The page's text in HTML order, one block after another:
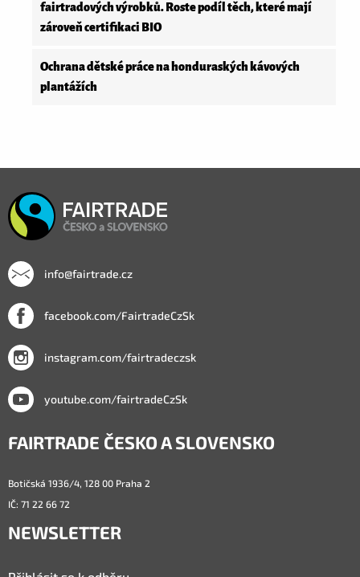
fairtradových výrobků. Roste podíl těch, které mají
zároveň certifikaci BIO
Ochrana dětské práce na honduraských kávových
plantážích
info@fairtrade.cz
facebook.com/FairtradeCzSk
instagram.com/fairtradeczsk
youtube.com/fairtradeCzSk
FAIRTRADE ČESKO A SLOVENSKO
Botičská 1936/4, 128 00 Praha 2
IČ: 71 22 66 72
NEWSLETTER